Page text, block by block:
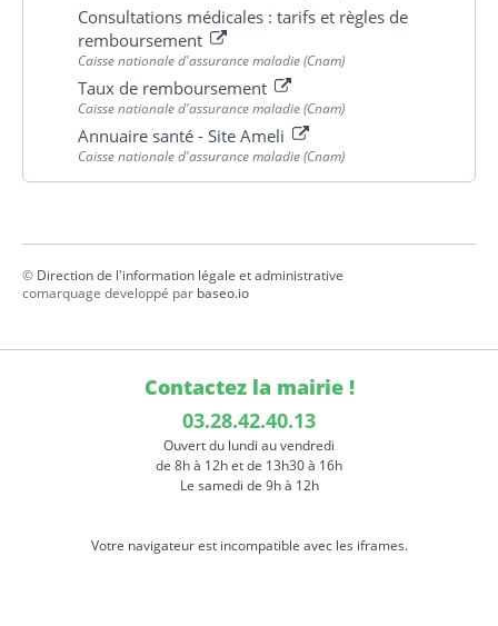
Consultations médicales : tarifs et règles de
remboursement
Caisse nationale d'assurance maladie (Cnam)
Taux de remboursement
Caisse nationale d'assurance maladie (Cnam)
Annuaire santé - Site Ameli
Caisse nationale d'assurance maladie (Cnam)
© Direction de l'information légale et administrative
comarquage developpé par baseo.io
Contactez la mairie !
03.28.42.40.13
Ouvert du lundi au vendredi
de 8h à 12h et de 13h30 à 16h
Le samedi de 9h à 12h
Votre navigateur est incompatible avec les iframes.